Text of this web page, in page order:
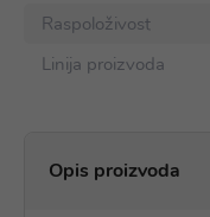
Raspoloživost
Linija proizvoda
Opis proizvoda